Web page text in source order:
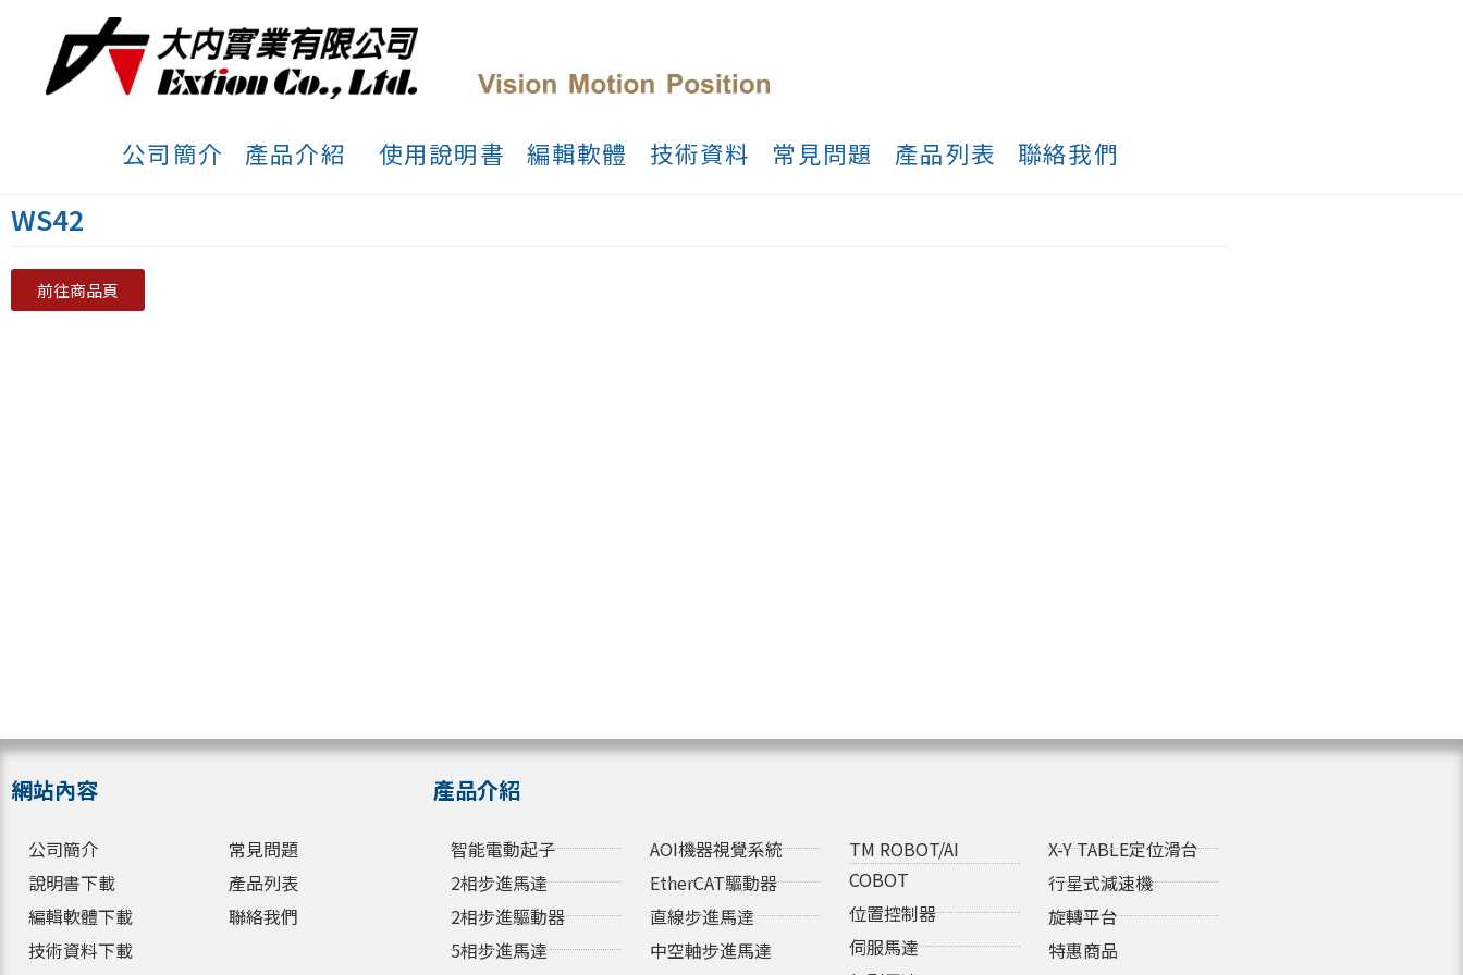
公司簡介 產品介紹 使用說明書 編輯軟體 技術資料 常見問題 產品列表 聯絡我們
WS42
前往商品頁
網站內容
公司簡介
說明書下載
編輯軟體下載
技術資料下載
常見問題
產品列表
聯絡我們
產品介紹
智能電動起子
2相步進馬達
2相步進驅動器
5相步進馬達
AOI機器視覺系統
EtherCAT驅動器
直線步進馬達
中空軸步進馬達
TM ROBOT/AI
COBOT
位置控制器
伺服馬達
X-Y TABLE定位滑台
行星式減速機
旋轉平台
特惠商品